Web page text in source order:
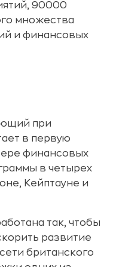
90000
множества
и финансовых
при
в первую
финансовых
в четырех
Кейптауне и
так, чтобы
развитие
британского